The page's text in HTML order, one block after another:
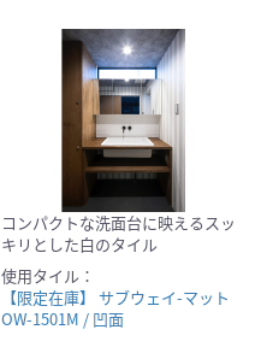
コンパクトな洗面台に映えるスッ
キリとした白のタイル
使用タイル：
【限定在庫】 サブウェイ-マット
OW-1501M / 凹面